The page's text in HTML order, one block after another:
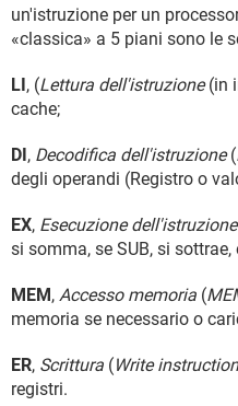
un'istruzione per un
«classica» a 5 piani sono le
LI, (Lettura dell'istruzione(in
cache;
DI, Decodifica dell'istruzione(
degli operandi (Registro o
EX, Esecuzione dell'istruzione
si somma, se SUB, si sottrae,
MEM, Accesso memoria (
memoria se necessario o
ER, Scrittura (Write instruction
registri.